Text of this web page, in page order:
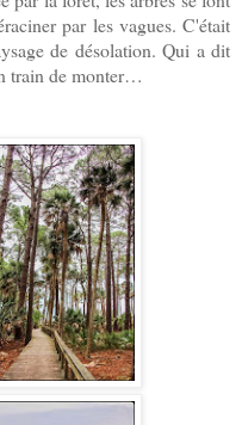
par les vagues. C'était
de désolation. Qui a dit
train de monter…